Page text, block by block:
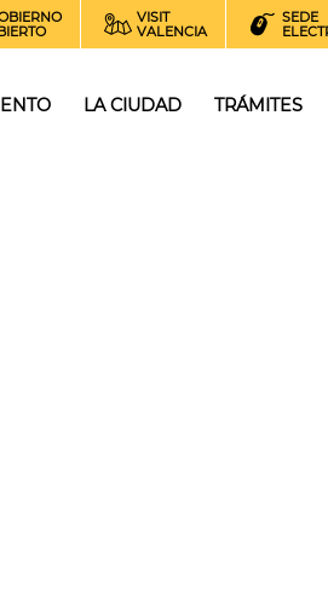
VISIT
VALENCIA
SEDE
LA CIUDAD TRÁMITES